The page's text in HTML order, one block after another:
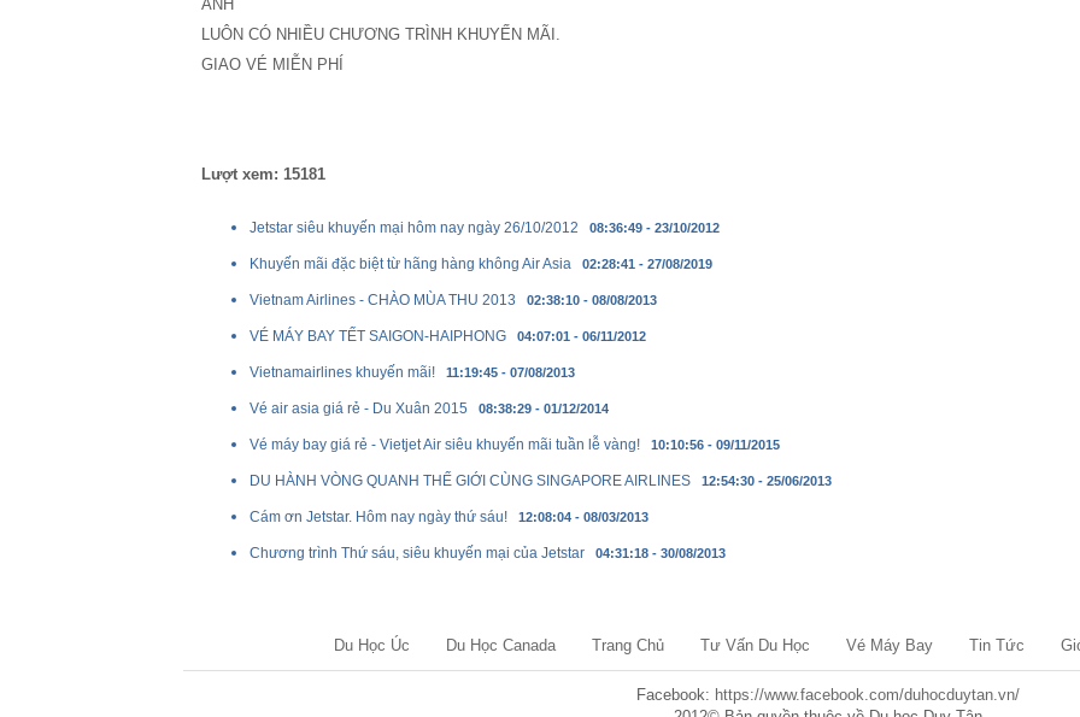
ANH
LUÔN CÓ NHIỀU CHƯƠNG TRÌNH KHUYẾN MÃI.
GIAO VÉ MIỄN PHÍ
Lượt xem: 15181
Jetstar siêu khuyến mại hôm nay ngày 26/10/2012 08:36:49 - 23/10/2012
Khuyến mãi đặc biệt từ hãng hàng không Air Asia 02:28:41 - 27/08/2019
Vietnam Airlines - CHÀO MÙA THU 2013 02:38:10 - 08/08/2013
VÉ MÁY BAY TẾT SAIGON-HAIPHONG 04:07:01 - 06/11/2012
Vietnamairlines khuyến mãi! 11:19:45 - 07/08/2013
Vé air asia giá rẻ - Du Xuân 2015 08:38:29 - 01/12/2014
Vé máy bay giá rẻ - Vietjet Air siêu khuyến mãi tuần lễ vàng! 10:10:56 - 09/11/2015
DU HÀNH VÒNG QUANH THẾ GIỚI CÙNG SINGAPORE AIRLINES 12:54:30 - 25/06/2013
Cám ơn Jetstar. Hôm nay ngày thứ sáu! 12:08:04 - 08/03/2013
Chương trình Thứ sáu, siêu khuyến mại của Jetstar 04:31:18 - 30/08/2013
Du Học Úc Du Học Canada Trang Chủ Tư Vấn Du Học Vé Máy Bay Tin Tức
Facebook: https://www.facebook.com/duhocduytan.vn/